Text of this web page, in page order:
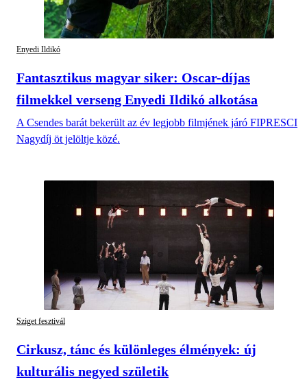
Enyedi Ildikó
Fantasztikus magyar siker: Oscar-díjas
filmekkel verseng Enyedi Ildikó alkotása
A Csendes barát bekerült az év legjobb filmjének járó FIPRESCI
Nagydíj öt jelöltje közé.
Sziget fesztivál
Cirkusz, tánc és különleges élmények: új
kulturális negyed születik